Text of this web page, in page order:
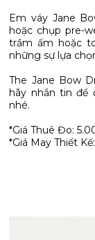
Em váy Jane
hoặc chụp pre-
trầm ấm hoặc
những sự lựa
The Jane Bow
hãy nhắn tin để
nhé.
*Giá Thuê Đo: